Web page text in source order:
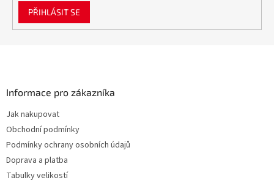
PŘIHLÁSIT SE
Informace pro zákazníka
Jak nakupovat
Obchodní podmínky
Podmínky ochrany osobních údajů
Doprava a platba
Tabulky velikostí